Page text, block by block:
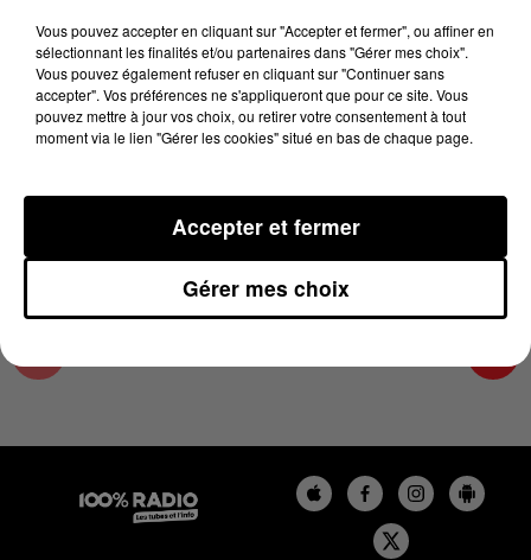
11 juin 2025 - 2 min 49 sec
LES EXPERTS MÉTÉO 100% DU 11/06/2025
CASSET
Vous pouvez accepter en cliquant sur "Accepter et fermer", ou affiner en
sélectionnant les finalités et/ou partenaires dans "Gérer mes choix".
Vous pouvez également refuser en cliquant sur "Continuer sans
accepter". Vos préférences ne s'appliqueront que pour ce site. Vous
pouvez mettre à jour vos choix, ou retirer votre consentement à tout
moment via le lien "Gérer les cookies" situé en bas de chaque page.
Gérer mes choix
Accepter et fermer